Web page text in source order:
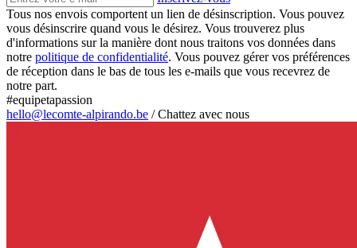
Tous nos envois comportent un lien de désinscription. Vous pouvez
vous désinscrire quand vous le désirez. Vous trouverez plus
d'informations sur la manière dont nous traitons vos données dans
notre politique de confidentialité. Vous pouvez gérer vos préférences
de réception dans le bas de tous les e-mails que vous recevrez de
notre part.
#equipetapassion
hello@lecomte-alpirando.be /Chattez avec nous